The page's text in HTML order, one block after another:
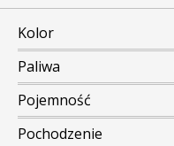
Kolor
Paliwa
Pojemność
Pochodzenie